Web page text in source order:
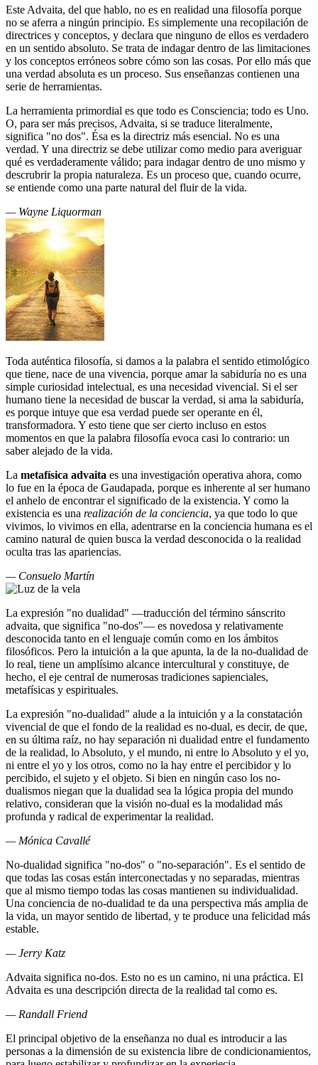
Este Advaita, del que hablo, no es en realidad una filosofía porque
no se aferra a ningún principio. Es simplemente una recopilación de
directrices y conceptos, y declara que ninguno de ellos es verdadero
en un sentido absoluto. Se trata de indagar dentro de las limitaciones
y los conceptos erróneos sobre cómo son las cosas. Por ello más que
una verdad absoluta es un proceso. Sus enseñanzas contienen una
serie de herramientas.
La herramienta primordial es que todo es Consciencia; todo es Uno.
O, para ser más precisos, Advaita, si se traduce literalmente,
significa "no dos". Ésa es la directriz más esencial. No es una
verdad. Y una directriz se debe utilizar como medio para averiguar
qué es verdaderamente válido; para indagar dentro de uno mismo y
descrubrir la propia naturaleza. Es un proceso que, cuando ocurre,
se entiende como una parte natural del fluir de la vida.
— Wayne Liquorman
Toda auténtica filosofía, si damos a la palabra el sentido etimológico
que tiene, nace de una vivencia, porque amar la sabiduría no es una
simple curiosidad intelectual, es una necesidad vivencial. Si el ser
humano tiene la necesidad de buscar la verdad, si ama la sabiduría,
es porque intuye que esa verdad puede ser operante en él,
transformadora. Y esto tiene que ser cierto incluso en estos
momentos en que la palabra filosofía evoca casi lo contrario: un
saber alejado de la vida.
La metafísica advaita es una investigación operativa ahora, como
lo fue en la época de Gaudapada, porque es inherente al ser humano
el anhelo de encontrar el significado de la existencia. Y como la
existencia es una realización de la conciencia, ya que todo lo que
vivimos, lo vivimos en ella, adentrarse en la conciencia humana es el
camino natural de quien busca la verdad desconocida o la realidad
oculta tras las apariencias.
— Consuelo Martín
La expresión "no dualidad" ―traducción del término sánscrito
advaita, que significa "no-dos"― es novedosa y relativamente
desconocida tanto en el lenguaje común como en los ámbitos
filosóficos. Pero la intuición a la que apunta, la de la no-dualidad de
lo real, tiene un amplísimo alcance intercultural y constituye, de
hecho, el eje central de numerosas tradiciones sapienciales,
metafísicas y espirituales.
La expresión "no-dualidad" alude a la intuición y a la constatación
vivencial de que el fondo de la realidad es no-dual, es decir, de que,
en su última raíz, no hay separación ni dualidad entre el fundamento
de la realidad, lo Absoluto, y el mundo, ni entre lo Absoluto y el yo,
ni entre el yo y los otros, como no la hay entre el percibidor y lo
percibido, el sujeto y el objeto. Si bien en ningún caso los no-
dualismos niegan que la dualidad sea la lógica propia del mundo
relativo, consideran que la visión no-dual es la modalidad más
profunda y radical de experimentar la realidad.
— Mónica Cavallé
No-dualidad significa "no-dos" o "no-separación". Es el sentido de
que todas las cosas están interconectadas y no separadas, mientras
que al mismo tiempo todas las cosas mantienen su individualidad.
Una conciencia de no-dualidad te da una perspectiva más amplia de
la vida, un mayor sentido de libertad, y te produce una felicidad más
estable.
— Jerry Katz
Advaita significa no-dos. Esto no es un camino, ni una práctica. El
Advaita es una descripción directa de la realidad tal como es.
— Randall Friend
El principal objetivo de la enseñanza no dual es introducir a las
personas a la dimensión de su existencia libre de condicionamientos,